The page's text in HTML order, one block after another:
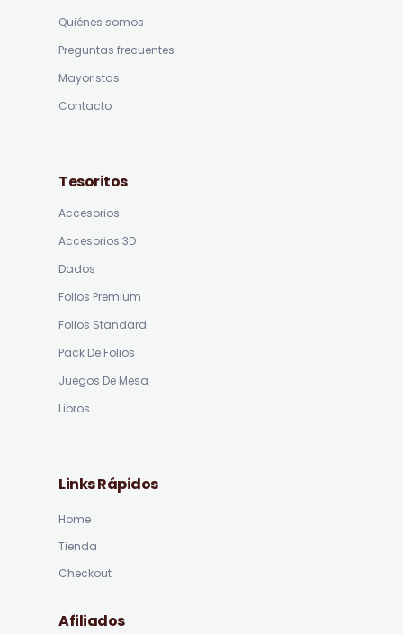
Quiénes somos
Preguntas frecuentes
Mayoristas
Contacto
Tesoritos
Accesorios
Accesorios 3D
Dados
Folios Premium
Folios Standard
Pack De Folios
Juegos De Mesa
Libros
Links Rápidos
Home
Tienda
Checkout
Afiliados